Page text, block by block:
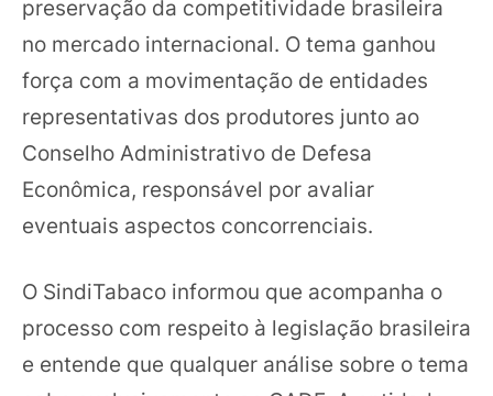
preservação da competitividade brasileira
no mercado internacional. O tema ganhou
força com a movimentação de entidades
representativas dos produtores junto ao
Conselho Administrativo de Defesa
Econômica, responsável por avaliar
eventuais aspectos concorrenciais.
O SindiTabaco informou que acompanha o
processo com respeito à legislação brasileira
e entende que qualquer análise sobre o tema